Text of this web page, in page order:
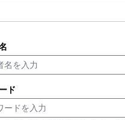
ド